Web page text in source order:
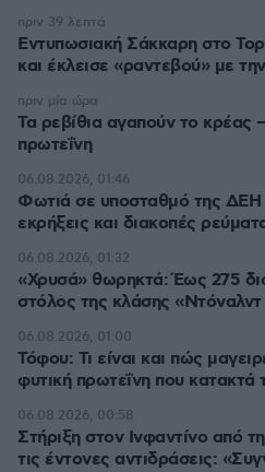
Εντυπωσιακή Σάκκαρη στο
και έκλεισε «ραντεβού» με
πριν 39 λεπτά
Τα ρεβίθια αγαπούν το κρέας
πρωτεΐνη
πριν μία ώρα
Φωτιά σε υποσταθμό της
εκρήξεις και διακοπές
06.08.2026, 01:46
«Χρυσά» θωρηκτά: Έως 275
στόλος της κλάσης
06.08.2026, 01:32
Τόφου: Τι είναι και πώς
φυτική πρωτεΐνη που κατακτά
06.08.2026, 01:00
Στήριξη στον Ινφαντίνο από
τις έντονες αντιδράσεις:
06.08.2026, 00:58